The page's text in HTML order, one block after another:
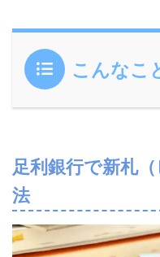
こんなこ
足利銀行で新札
法